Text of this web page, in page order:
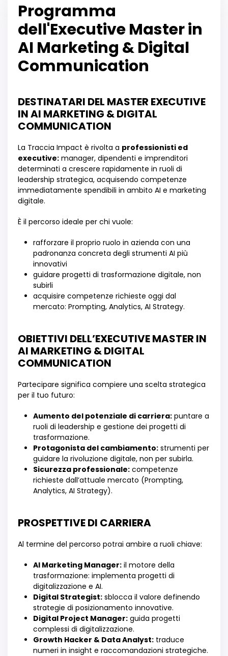
Programma
dell'Executive Master in
AI Marketing & Digital
Communication
DESTINATARI DEL MASTER EXECUTIVE
IN AI MARKETING & DIGITAL
COMMUNICATION
La Traccia Impact è rivolta a professionisti ed
executive: manager, dipendenti e imprenditori
determinati a crescere rapidamente in ruoli di
leadership strategica, acquisendo competenze
immediatamente spendibili in ambito AI e marketing
digitale.
È il percorso ideale per chi vuole:
rafforzare il proprio ruolo in azienda con una
padronanza concreta degli strumenti AI più
innovativi
guidare progetti di trasformazione digitale, non
subirli
acquisire competenze richieste oggi dal
mercato: Prompting, Analytics, AI Strategy.
OBIETTIVI DELL’EXECUTIVE MASTER IN
AI MARKETING & DIGITAL
COMMUNICATION
Partecipare significa compiere una scelta strategica
per il tuo futuro:
Aumento del potenziale di carriera: puntare a
ruoli di leadership e gestione dei progetti di
trasformazione.
Protagonista del cambiamento: strumenti per
guidare la rivoluzione digitale, non per subirla.
Sicurezza professionale: competenze
richieste dall’attuale mercato (Prompting,
Analytics, AI Strategy).
PROSPETTIVE DI CARRIERA
Al termine del percorso potrai ambire a ruoli chiave:
AI Marketing Manager: il motore della
trasformazione: implementa progetti di
digitalizzazione e AI.
Digital Strategist: sblocca il valore definendo
strategie di posizionamento innovative.
Digital Project Manager: guida progetti
complessi di digitalizzazione.
Growth Hacker & Data Analyst: traduce
numeri in insight e raccomandazioni strategiche.